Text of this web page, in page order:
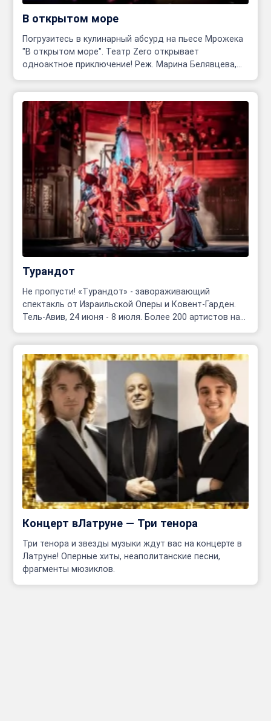
В открытом море
Погрузитесь в кулинарный абсурд на пьесе Мрожека
"В открытом море". Театр Zero открывает
одноактное приключение! Реж. Марина Белявцева,
Турандот
Не пропусти! «Турандот» - завораживающий
спектакль от Израильской Оперы и Ковент-Гарден.
Тель-Авив, 24 июня - 8 июля. Более 200 артистов на
Концерт вЛатруне — Три тенора
Три тенора и звезды музыки ждут вас на концерте в
Латруне! Оперные хиты, неаполитанские песни,
фрагменты мюзиклов.